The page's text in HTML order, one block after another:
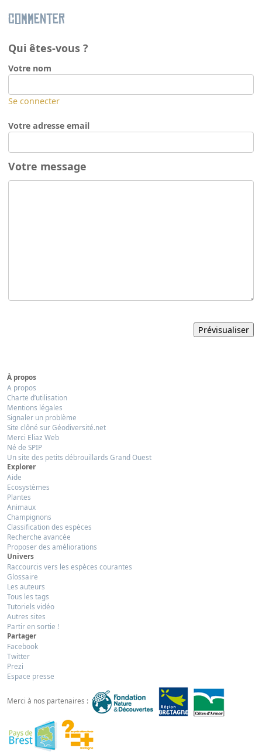
Commenter
Qui êtes-vous ?
Votre nom
Se connecter
Votre adresse email
Votre message
À propos
A propos
Charte d’utilisation
Mentions légales
Signaler un problème
Site clôné sur Géodiversité.net
Merci Eliaz Web
Né de SPIP
Un site des petits débrouillards Grand Ouest
Explorer
Aide
Ecosystèmes
Plantes
Animaux
Champignons
Classification des espèces
Recherche avancée
Proposer des améliorations
Univers
Raccourcis vers les espèces courantes
Glossaire
Les auteurs
Tous les tags
Tutoriels vidéo
Autres sites
Partir en sortie !
Partager
Facebook
Twitter
Prezi
Espace presse
Merci à nos partenaires :